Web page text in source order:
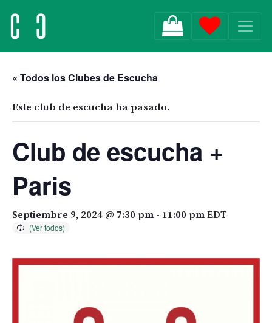
MAIN NAVIGATION
« Todos los Clubes de Escucha
Este club de escucha ha pasado.
Club de escucha +
Paris
Septiembre 9, 2024 @ 7:30 pm - 11:00 pmEDT